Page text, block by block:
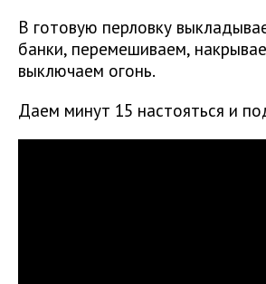
В готовую перловку
банки, перемешиваем,
выключаем огонь.
Даем минут 15 настояться и